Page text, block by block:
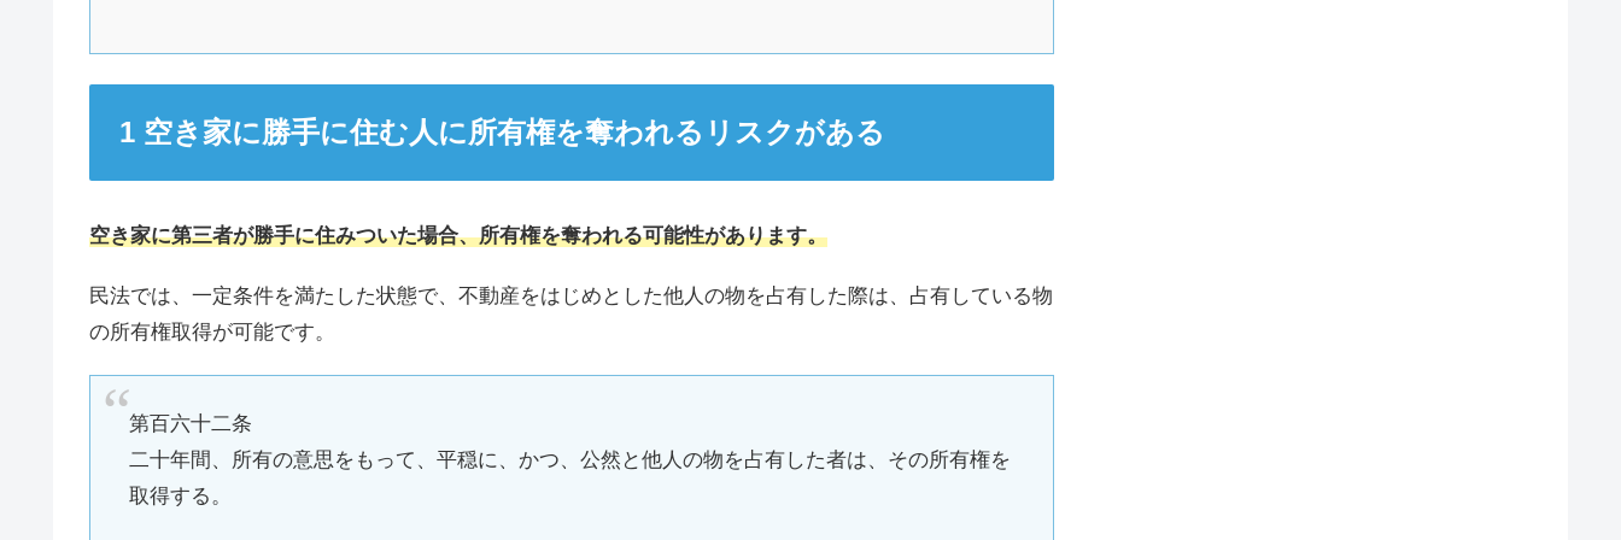
空き家に勝手に住む人に所有権を奪われるリスクがある
空き家に第三者が勝手に住みついた場合、所有権を奪われる可能性があります。
民法では、一定条件を満たした状態で、不動産をはじめとした他人の物を占有した際は、占有している物
の所有権取得が可能です。
第百六十二条
二十年間、所有の意思をもって、平穏に、かつ、公然と他人の物を占有した者は、その所有権を
取得する。